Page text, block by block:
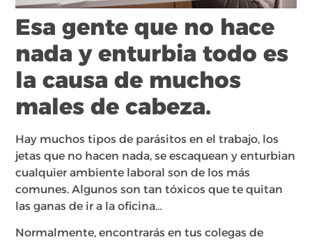
Esa gente que no hace
nada y enturbia todo es
la causa de muchos
males de cabeza.
Hay muchos tipos de parásitos en el trabajo, los
jetas que no hacen nada, se escaquean y enturbian
cualquier ambiente laboral son de los más
comunes. Algunos son tan tóxicos que te quitan
las ganas de ir a la oficina…
Normalmente, encontrarás en tus colegas de